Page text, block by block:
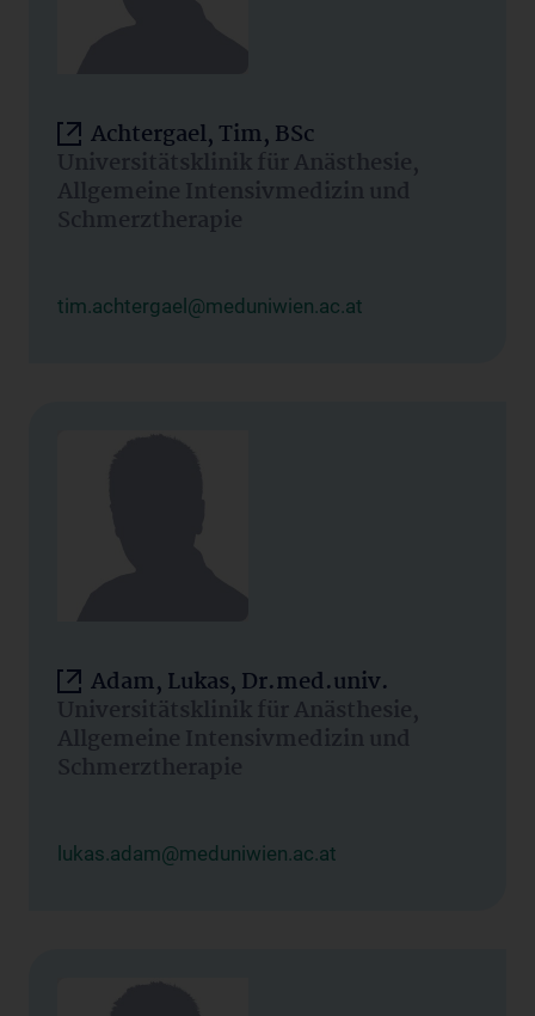
Achtergael, Tim, BSc
Universitätsklinik für Anästhesie,
Allgemeine Intensivmedizin und
Schmerztherapie
tim.achtergael@meduniwien.ac.at
Adam, Lukas, Dr.med.univ.
Universitätsklinik für Anästhesie,
Allgemeine Intensivmedizin und
Schmerztherapie
lukas.adam@meduniwien.ac.at